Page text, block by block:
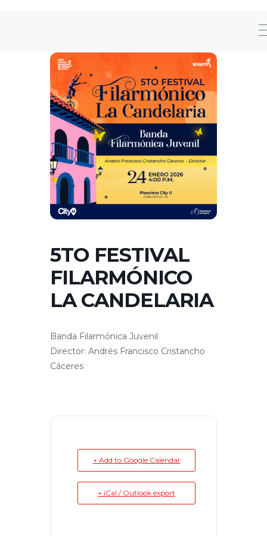
5TO FESTIVAL
FILARMÓNICO
LA CANDELARIA
Banda Filarmónica Juvenil
Director: Andrés Francisco Cristancho
Cáceres
+ Add to Google Calendar
+ iCal / Outlook export